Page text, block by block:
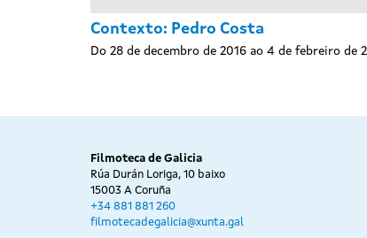
Contexto: Pedro Costa
Do 28 de decembro de 2016 ao 4 de febreiro de
Filmoteca de Galicia
Rúa Durán Loriga, 10 baixo
15003 A Coruña
+34 881 881 260
filmotecadegalicia@xunta.gal